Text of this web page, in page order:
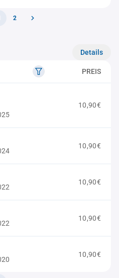
2
Details
PREIS
10,90€
10,90€
10,90€
10,90€
10,90€